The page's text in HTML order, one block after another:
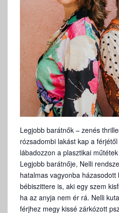
Legjobb barátnők – zenés
rózsadombi lakást kap a
lábadozzon a plasztikai
Legjobb barátnője, Nelli
hatalmas vagyonba
bébiszittere is, aki egy szem
ha az anyja nem ér rá. Nelli
férjhez megy kissé zárkózott